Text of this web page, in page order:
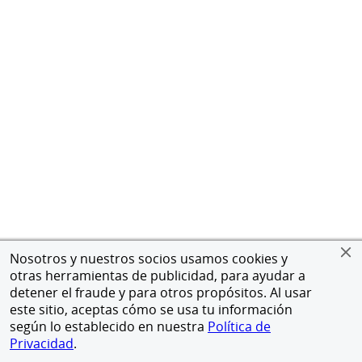
Nosotros y nuestros socios usamos cookies y
otras herramientas de publicidad, para ayudar a
detener el fraude y para otros propósitos. Al usar
este sitio, aceptas cómo se usa tu información
según lo establecido en nuestra Política de
Privacidad.